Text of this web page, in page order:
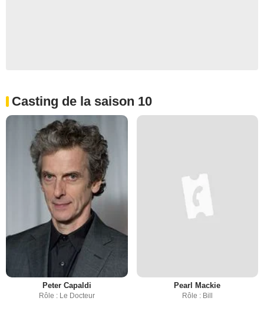
Casting de la saison 10
Peter Capaldi
Rôle : Le Docteur
Pearl Mackie
Rôle : Bill